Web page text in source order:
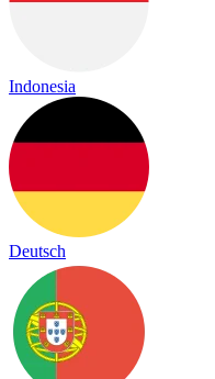
Indonesia
Deutsch